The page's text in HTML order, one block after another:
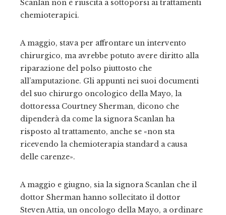
Scanlan non è riuscita a sottoporsi ai trattamenti
chemioterapici.
A maggio, stava per affrontare un intervento
chirurgico, ma avrebbe potuto avere diritto alla
riparazione del polso piuttosto che
all’amputazione. Gli appunti nei suoi documenti
del suo chirurgo oncologico della Mayo, la
dottoressa Courtney Sherman, dicono che
dipenderà da come la signora Scanlan ha
risposto al trattamento, anche se «non sta
ricevendo la chemioterapia standard a causa
delle carenze».
A maggio e giugno, sia la signora Scanlan che il
dottor Sherman hanno sollecitato il dottor
Steven Attia, un oncologo della Mayo, a ordinare